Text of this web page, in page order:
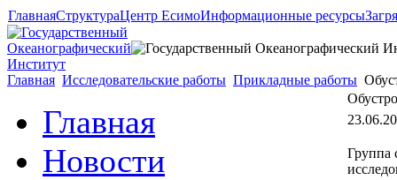
ГлавнаяСтруктураЦентр ЕсимоИнформационные ресурсы
Главная Исследовательские работы Прикладные работы
Главная
Новости
Группа